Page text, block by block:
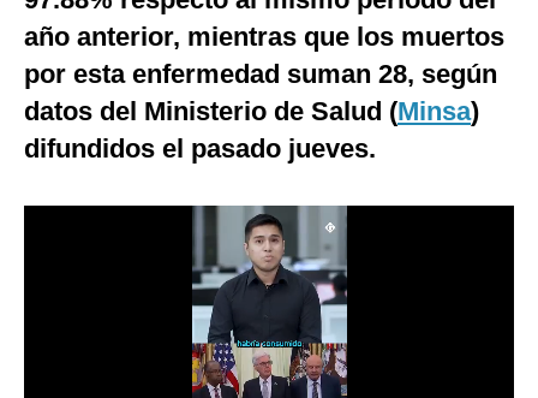
México
Internacional
Tecnología
Club del Suscriptor
año anterior, mientras que los muertos
por esta enfermedad suman 28, según
datos del Ministerio de Salud (Minsa)
difundidos el pasado jueves.